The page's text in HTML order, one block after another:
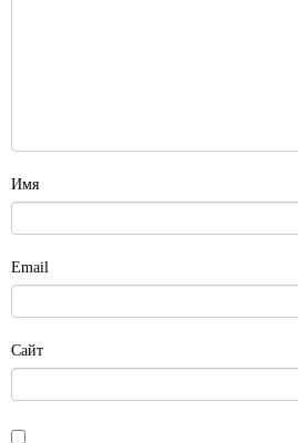
Имя
Email
Сайт